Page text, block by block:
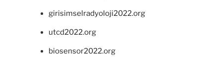
girisimselradyoloji2022.org
utcd2022.org
biosensor2022.org